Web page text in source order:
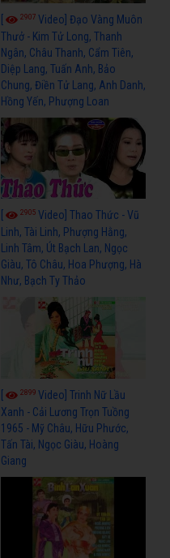
[ 2907 Video] Đạo Vàng Muôn
Thưở - Kim Tử Long, Thanh
Ngân, Châu Thanh, Cẩm Tiên,
Diệp Lang, Tuấn Anh, Bảo
Chung, Điền Tử Lang, Anh Danh,
Hồng Yến, Phượng Loan
2905 Video] Thao Thức - Vũ
Linh, Tài Linh, Phượng Hằng,
Linh Tâm, Út Bạch Lan, Ngọc
Giàu, Tô Châu, Hoa Phượng, Hà
Như, Bạch Ty Thảo
2899 Video] Trinh Nữ Lầu
Xanh - Cải Lương Trọn Tuồng
1965 - Mỹ Châu, Hữu Phước,
Tấn Tài, Ngọc Giàu, Hoàng
Giang